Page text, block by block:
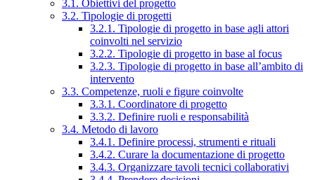
3.1. Obiettivi del progetto
3.2. Tipologie di progetti
3.2.1. Tipologie di progetto in base agli attori
coinvolti nel servizio
3.2.2. Tipologie di progetto in base al focus
3.2.3. Tipologie di progetto in base all’ambito di
intervento
3.3. Competenze, ruoli e figure coinvolte
3.3.1. Coordinatore di progetto
3.3.2. Definire ruoli e responsabilità
3.4. Metodo di lavoro
3.4.1. Definire processi, strumenti e rituali
3.4.2. Curare la documentazione di progetto
3.4.3. Organizzare tavoli tecnici collaborativi